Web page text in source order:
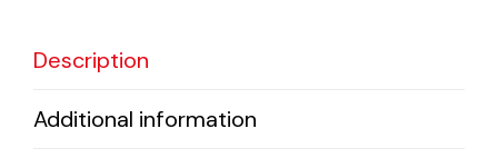
Description
Additional information